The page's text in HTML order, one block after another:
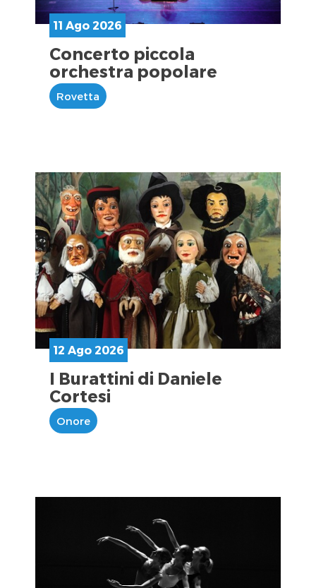
11 Ago 2026
Concerto piccola
orchestra popolare
Rovetta
12 Ago 2026
I Burattini di Daniele
Cortesi
Onore